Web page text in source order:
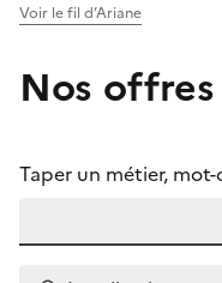
Voir le fil d’Ariane
Nos offres
Taper un métier,